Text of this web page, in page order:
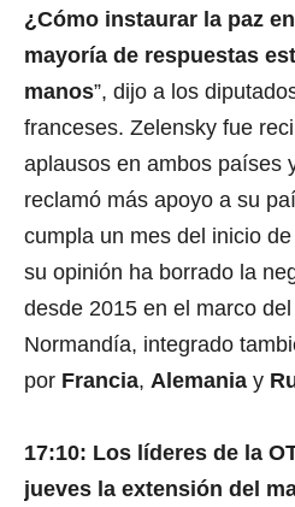
0
e
o
d
o
f
1
1
s
e
o
n
V
o
l
¿Cómo instaurar la paz
mayoría de respuestas
manos”, dijo a los
franceses. Zelensky fue
aplausos en ambos países
reclamó más apoyo a su
cumpla un mes del inicio
su opinión ha borrado la
desde 2015 en el marco
Normandía, integrado
por Francia, Alemania y
17:10: Los líderes de la
jueves la extensión del